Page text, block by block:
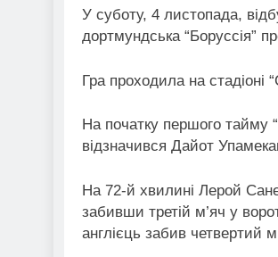
У суботу, 4 листопада,
дортмундська “Боруссія”
Гра проходила на стадіоні
На початку першого тайму
відзначився Дайот
На 72-й хвилині Лерой
забивши третій м’яч у
англієць забив четвертий